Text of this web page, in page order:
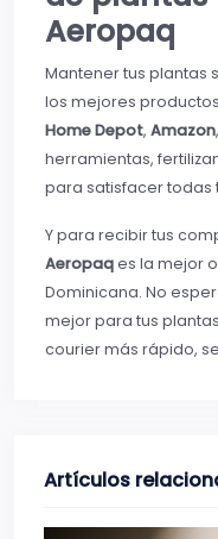
Aeropaq
Mantener tus plantas
los mejores
Home Depot, Amazon,
herramientas,
para satisfacer todas
Y para recibir tus
Aeropaqes la mejor
Dominicana. No
mejor para tus
courier más rápido,
Artículos